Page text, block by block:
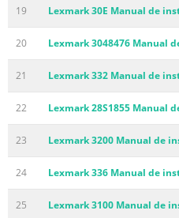
19 Lexmark 30E Manual de
20 Lexmark 3048476 Manual
21 Lexmark 332 Manual de
22 Lexmark 28S1855 Manual
23 Lexmark 3200 Manual de
24 Lexmark 336 Manual de
25 Lexmark 3100 Manual de